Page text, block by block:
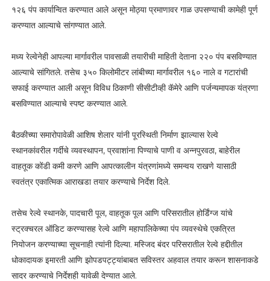
१२६ पंप कार्यान्वित करण्यात आले असून मोठ्या प्रमाणावर गाळ उपसण्याची कामेही पूर्ण
करण्यात आल्याचे सांगण्यात आले.
मध्य रेल्वेनेही आपल्या मार्गावरील पावसाळी तयारीची माहिती देताना २२० पंप बसविण्यात
आल्याचे सांगितले. तसेच ३५० किलोमीटर लांबीच्या मार्गावरील १६० नाले व गटारांची
सफाई करण्यात आली असून विविध ठिकाणी सीसीटीव्ही कॅमेरे आणि पर्जन्यमापक यंत्रणा
बसविण्यात आल्याचे स्पष्ट करण्यात आले.
बैठकीच्या समारोपावेळी आशिष शेलार यांनी पूरस्थिती निर्माण झाल्यास रेल्वे
स्थानकांवरील गर्दीचे व्यवस्थापन, प्रवाशांना पिण्याचे पाणी व अन्नपुरवठा, बाहेरील
वाहतूक कोंडी कमी करणे आणि आपत्कालीन यंत्रणांमध्ये समन्वय राखणे यासाठी
स्वतंत्र एकात्मिक आराखडा तयार करण्याचे निर्देश दिले.
तसेच रेल्वे स्थानके, पादचारी पूल, वाहतूक पूल आणि परिसरातील होर्डिंग्ज यांचे
स्ट्रक्चरल ऑडिट करण्यासह रेल्वे आणि महापालिकेच्या पंप व्यवस्थेचे एकत्रित
नियोजन करण्याच्या सूचनाही त्यांनी दिल्या. मस्जिद बंदर परिसरातील रेल्वे हद्दीतील
धोकादायक इमारती आणि झोपडपट्ट्यांबाबत सविस्तर अहवाल तयार करून शासनाकडे
सादर करण्याचे निर्देशही यावेळी देण्यात आले.